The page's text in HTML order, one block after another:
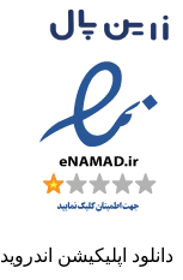
دانلود اپلیکیشن اندروید